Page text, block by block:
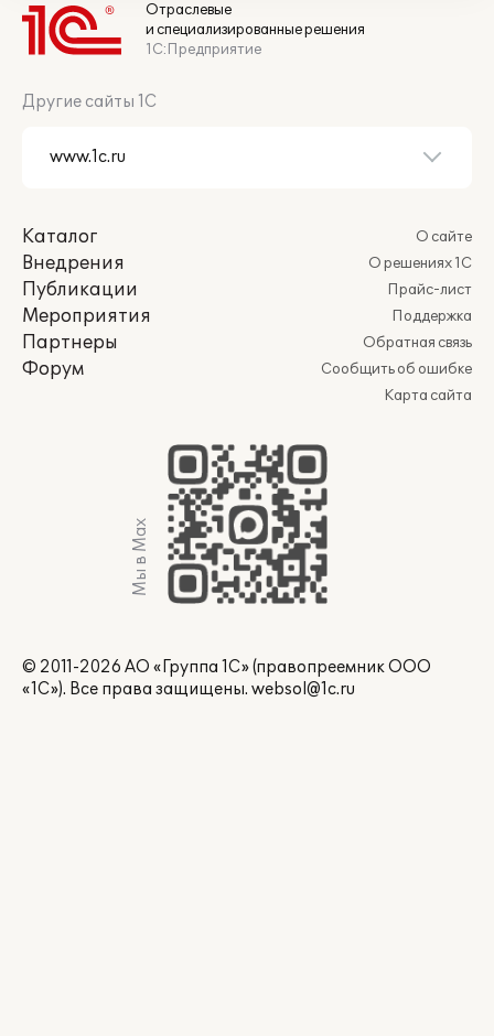
Отраслевые
и специализированные решения
1С:Предприятие
Другие сайты 1С
Каталог
Внедрения
Публикации
Мероприятия
Партнеры
Форум
О сайте
О решениях 1С
Прайс-лист
Поддержка
Обратная связь
Сообщить об ошибке
Карта сайта
Мы в Max
© 2011-2026 АО «Группа 1С» (правопреемник ООО
«1С»). Все права защищены. websol@1c.ru